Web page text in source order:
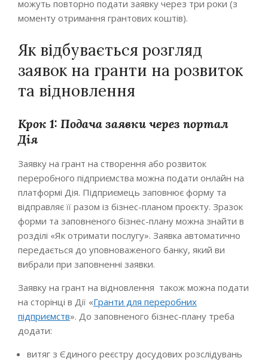
можуть повторно подати заявку через три роки (з
моменту отримання грантових коштів).
Як відбувається розгляд
заявок на гранти на розвиток
та відновлення
Крок 1: Подача заявки через портал
Дія
Заявку на грант на створення або розвиток
переробного підприємства можна подати онлайн на
платформі Дія. Підприємець заповнює форму та
відправляє її разом із бізнес-планом проєкту. Зразок
форми та заповненого бізнес-плану можна знайти в
розділі «Як отримати послугу». Заявка автоматично
передається до уповноваженого банку, який ви
вибрали при заповненні заявки.
Заявку на грант на відновлення також можна подати
на сторінці в Дії «Гранти для переробних
підприємств». До заповненого бізнес-плану треба
додати:
витяг з Єдиного реєстру досудових розслідувань